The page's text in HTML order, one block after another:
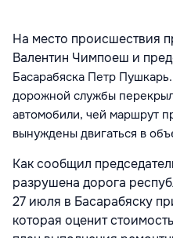
На место происшествия
Валентин Чимпоеш и
Басарабяска Петр
дорожной службы
автомобили, чей маршрут
вынуждены двигаться в
Как сообщил
разрушена дорога
27 июля в Басарабяску
которая оценит